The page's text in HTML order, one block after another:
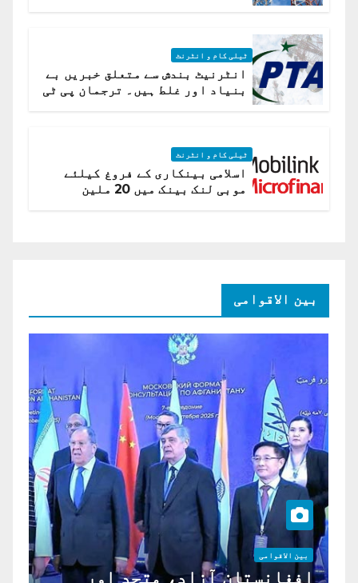
ٹیلی کام و انٹرنٹ
انٹرنیٹ بندش سے متعلق خبریں بے
بنیاد اور غلط ہیں۔ ترجمان پی ٹی
ٹیلی کام و انٹرنٹ
اسلامی بینکاری کے فروغ کیلئے
موبی لنک بینک میں 20 ملین
بین الاقوامی
بین الاقوامی
افغانستان آزاد، متحد اور